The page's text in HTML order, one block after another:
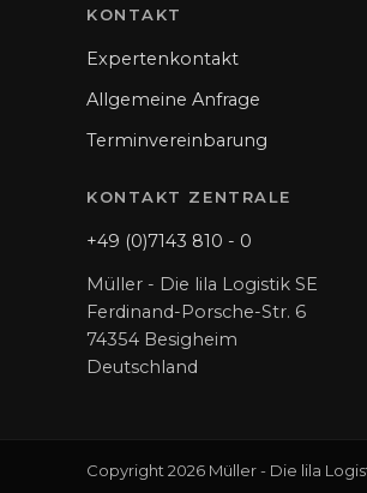
KONTAKT
Expertenkontakt
Allgemeine Anfrage
Terminvereinbarung
KONTAKT ZENTRALE
+49 (0)7143 810 - 0
Müller - Die lila Logistik SE
Ferdinand-Porsche-Str. 6
74354 Besigheim
Deutschland
Copyright 2026 Müller - Die lila